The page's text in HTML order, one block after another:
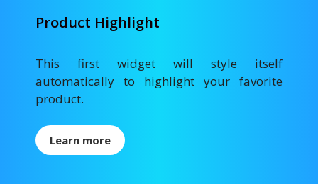
Product Highlight
This first widget will style itself
automatically to highlight your favorite
product.
Learn more